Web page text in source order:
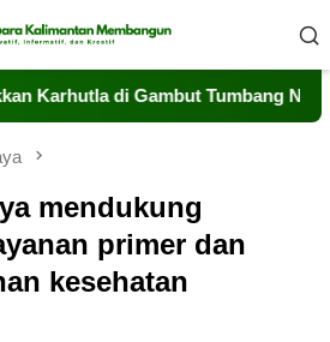
di Gambut Tumbang Nusa
mendukung
primer dan
kesehatan